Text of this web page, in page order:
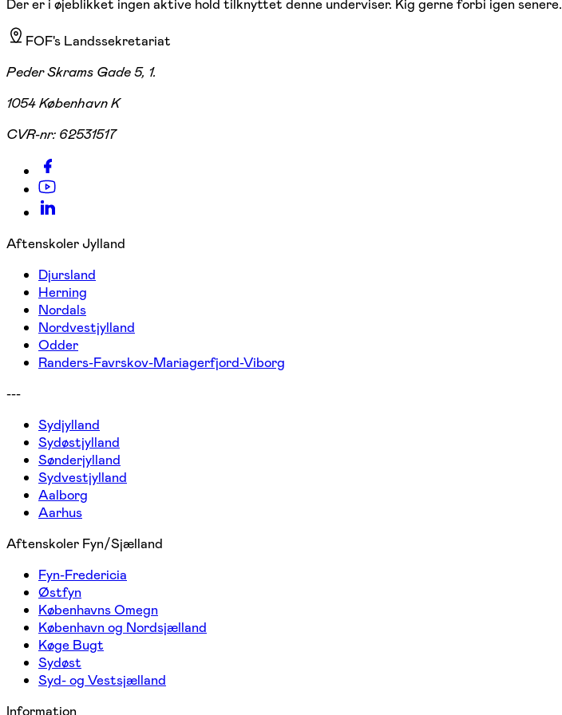
Der er i øjeblikket ingen aktive hold tilknyttet denne underviser. Kig gerne forbi igen senere.
FOF's Landssekretariat
Peder Skrams Gade 5, 1.
1054 København K
CVR-nr: 62531517
Aftenskoler Jylland
Djursland
Herning
Nordals
Nordvestjylland
Odder
Randers-Favrskov-Mariagerfjord-Viborg
---
Sydjylland
Sydøstjylland
Sønderjylland
Sydvestjylland
Aalborg
Aarhus
Aftenskoler Fyn/Sjælland
Fyn-Fredericia
Østfyn
Københavns Omegn
København og Nordsjælland
Køge Bugt
Sydøst
Syd- og Vestsjælland
Information